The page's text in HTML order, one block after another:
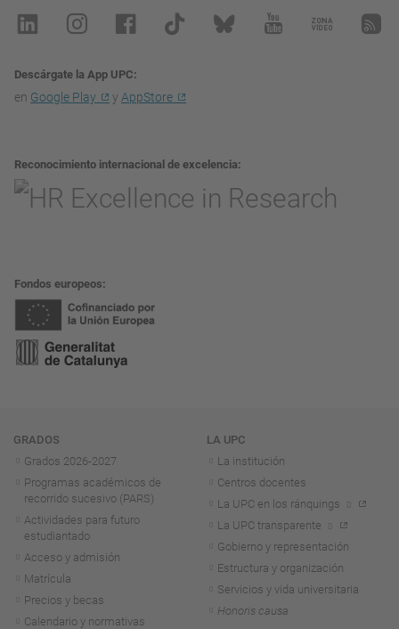
Descárgate la App UPC
en Google Play y AppStore
Reconocimiento internacional de excelencia
Fondos europeos
Navegación
GRADOS
Grados 2026-2027
Programas académicos de
recorrido sucesivo (PARS)
Actividades para futuro
estudiantado
Acceso y admisión
Matrícula
Precios y becas
Calendario y normativas
LA UPC
La institución
Centros docentes
La UPC en los ránquings
La UPC transparente
Gobierno y representación
Estructura y organización
Servicios y vida universitaria
Honoris causa